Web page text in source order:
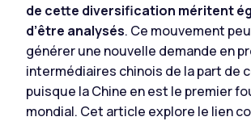
de cette diversification méritent
d’être analysés. Ce mouvement
générer une nouvelle demande en
intermédiaires chinois de la part de
puisque la Chine en est le premier
mondial. Cet article explore le lien